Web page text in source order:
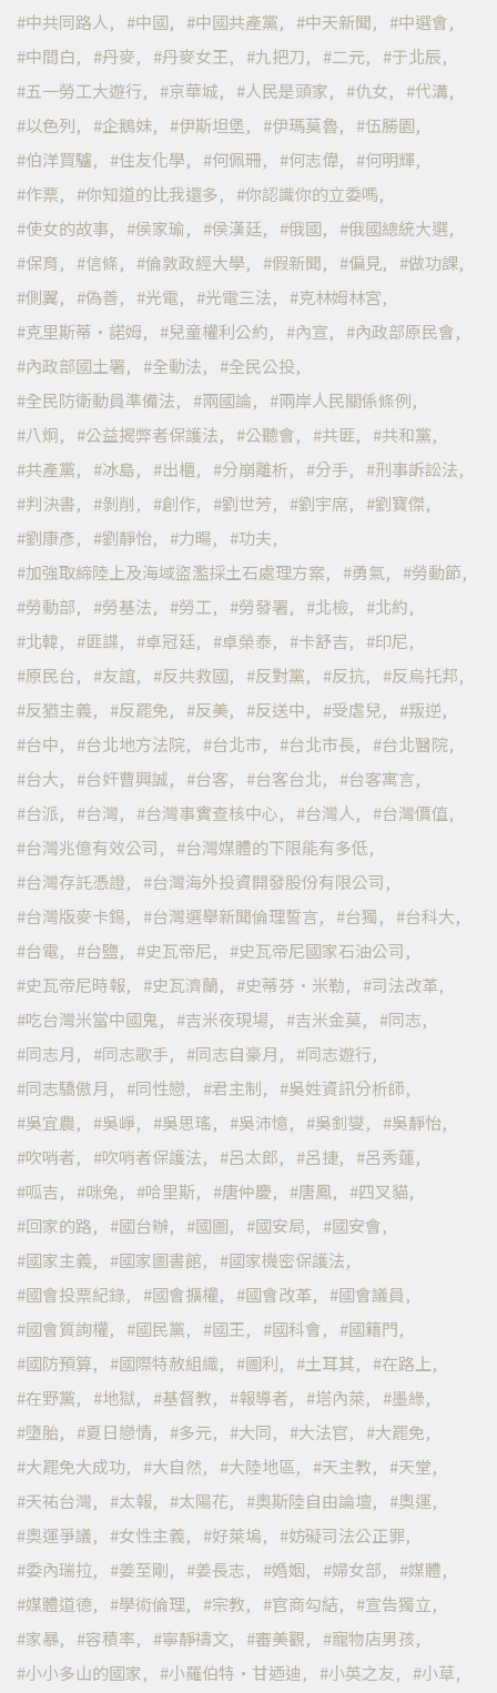
中共同路人
中國 中國共產黨 中天新聞
中選會
中間白
丹麥 丹麥女王 九把刀 二元
于北辰
五一勞工大遊行
京華城 人民是頭家 仇女
代溝
以色列
企鵝妹 伊斯坦堡 伊瑪莫魯
伍勝園
伯洋買驢
住友化學 何佩珊 何志偉
何明輝
作票
你知道的比我還多
你認識你的立委嗎
使女的故事
侯家瑜 侯漢廷 俄國
俄國總統大選
保育
信條 倫敦政經大學 假新聞 偏見
做功課
側翼
偽善 光電 光電三法
克林姆林宮
克里斯蒂·諾姆
兒童權利公約 內宣
內政部原民會
內政部國土署
全動法
全民公投
全民防衛動員準備法
兩國論
兩岸人民關係條例
八炯
公益揭弊者保護法 公聽會 共匪
共和黨
共產黨
冰島 出櫃 分崩離析 分手
刑事訴訟法
判決書
剝削 創作 劉世芳 劉宇席
劉寶傑
劉康彥
劉靜怡 力暘
功夫
加強取締陸上及海域盜濫採土石處理方案
勇氣
勞動節
勞動部
勞基法 勞工 勞發署 北檢
北約
北韓
匪諜 卓冠廷 卓榮泰 卡舒吉
印尼
原民台
友誼 反共救國 反對黨 反抗
反烏托邦
反猶主義
反罷免 反美 反送中 受虐兒
叛逆
台中
台北地方法院 台北市 台北市長
台北醫院
台大
台奸曹興誠 台客 台客台北
台客寓言
台派
台灣 台灣事實查核中心 台灣人
台灣價值
台灣兆億有效公司
台灣媒體的下限能有多低
台灣存託憑證
台灣海外投資開發股份有限公司
台灣版麥卡錫
台灣選舉新聞倫理誓言 台獨
台科大
台電
台鹽 史瓦帝尼
史瓦帝尼國家石油公司
史瓦帝尼時報
史瓦濟蘭 史蒂芬·米勒
司法改革
吃台灣米當中國鬼
吉米夜現場 吉米金莫
同志
同志月
同志歌手 同志自豪月
同志遊行
同志驕傲月
同性戀 君主制
吳姓資訊分析師
吳宜農
吳崢 吳思瑤 吳沛憶 吳釗燮
吳靜怡
吹哨者
吹哨者保護法 呂太郎 呂捷
呂秀蓮
呱吉
咪兔 哈里斯 唐仲慶 唐鳳
四叉貓
回家的路
國台辦 國圖 國安局
國安會
國家主義
國家圖書館
國家機密保護法
國會投票紀錄
國會擴權 國會改革
國會議員
國會質詢權
國民黨 國王 國科會
國籍門
國防預算
國際特赦組織 圖利 土耳其
在路上
在野黨
地獄 基督教 報導者 塔內萊
墨綠
墮胎
夏日戀情 多元 大同 大法官
大罷免
大罷免大成功
大自然 大陸地區 天主教
天堂
天祐台灣
太報 太陽花 奧斯陸自由論壇
奧運
奧運爭議
女性主義 好萊塢
妨礙司法公正罪
委內瑞拉
姜至剛 姜長志 婚姻 婦女部
媒體
媒體道德
學術倫理 宗教 官商勾結
宣告獨立
家暴
容積率 寧靜禱文 審美觀
寵物店男孩
小小多山的國家
小羅伯特·甘迺迪 小英之友 小草